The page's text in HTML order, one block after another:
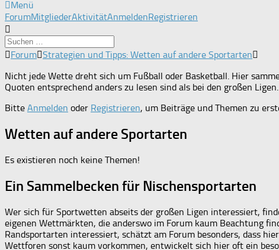
Menü
Forum-
Navigation
ForumMitgliederAktivitätAnmeldenRegistrieren
Forum-
-
Du
hier:
Forum Strategien und Tipps: Wetten auf andere Sportarten
Nicht jede Wette dreht sich um Fußball oder Basketball. Hier
Quoten entsprechend anders zu lesen sind als bei den großen Ligen.
Bitte Anmelden oder Registrieren, um Beiträge und Themen zu
Wetten auf andere Sportarten
Es existieren noch keine Themen!
Ein Sammelbecken für Nischensportarten
Wer sich für Sportwetten abseits der großen Ligen interessiert,
eigenen Wettmärkten, die anderswo im Forum kaum Beachtung
Randsportarten interessiert, schätzt am Forum besonders, dass
Wettforen sonst kaum vorkommen, entwickelt sich hier oft ein